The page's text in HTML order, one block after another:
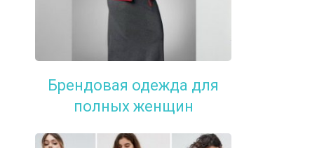
Брендовая одежда для
полных женщин